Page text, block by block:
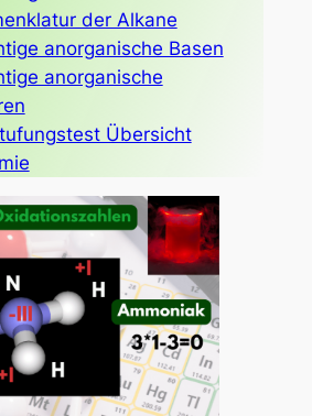
der Alkane
anorganische Basen
anorganische
Übersicht